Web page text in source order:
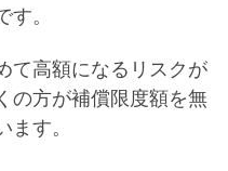
。
て高額になるリスクが
の方が補償限度額を無
す。